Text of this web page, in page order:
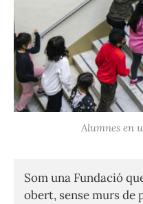
Alumnes en
Som una Fundació
obert, sense murs de